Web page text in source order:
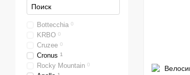
Bottecchia 0
KRBO 0
Cruzee 0
Cronus 1
Rocky Mountain 0